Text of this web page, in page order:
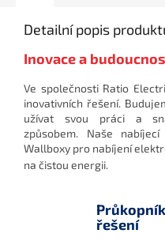
Detailní popis
Inovace a
Ve společnosti Ratio
inovativních řešení.
užívat svou práci a
způsobem. Naše
Wallboxy pro nabíjení
na čistou energii.
řešení